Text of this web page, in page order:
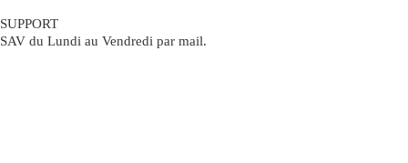
SUPPORT
SAV du Lundi au Vendredi par mail.